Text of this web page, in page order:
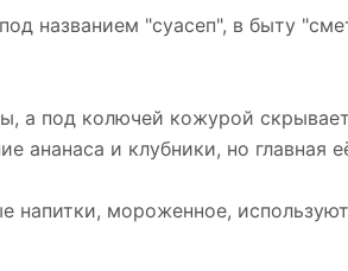
названием "суасеп", в быту
под колючей кожурой
ананаса и клубники, но
напитки, мороженное,